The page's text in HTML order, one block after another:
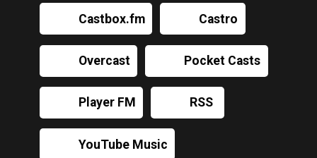
Castbox.fm Castro
Overcast Pocket Casts
Player FM RSS
YouTube Music